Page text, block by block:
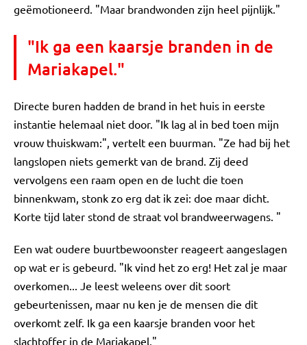
geëmotioneerd. "Maar brandwonden zijn heel pijnlijk."
"Ik ga een kaarsje branden in de
Mariakapel."
Directe buren hadden de brand in het huis in eerste
instantie helemaal niet door. "Ik lag al in bed toen mijn
vrouw thuiskwam:", vertelt een buurman. "Ze had bij het
langslopen niets gemerkt van de brand. Zij deed
vervolgens een raam open en de lucht die toen
binnenkwam, stonk zo erg dat ik zei: doe maar dicht.
Korte tijd later stond de straat vol brandweerwagens. "
Een wat oudere buurtbewoonster reageert aangeslagen
op wat er is gebeurd. "Ik vind het zo erg! Het zal je maar
overkomen... Je leest weleens over dit soort
gebeurtenissen, maar nu ken je de mensen die dit
overkomt zelf. Ik ga een kaarsje branden voor het
slachtoffer in de Mariakapel."